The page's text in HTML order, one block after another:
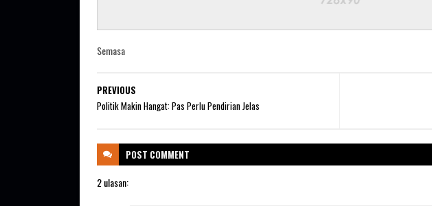
Semasa
PREVIOUS
Politik Makin Hangat: Pas Perlu Pendirian Jelas
POST COMMENT
2 ulasan: